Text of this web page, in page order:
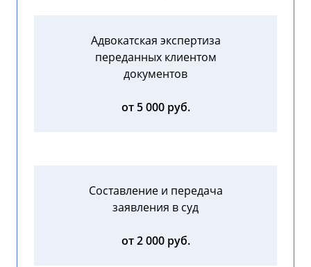
Адвокатская экспертиза
переданных клиентом
документов
от 5 000 руб.
Составление и передача
заявления в суд
от 2 000 руб.